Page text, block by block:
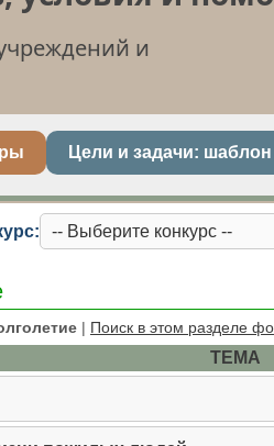
и
Цели и задачи: шаблон
| Поиск в этом разделе
ТЕМА